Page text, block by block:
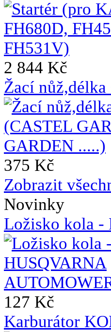
2 844 Kč
Žací
375 Kč
Zobrazit
Novinky
Ložisko kola -
127 Kč
Karburátor